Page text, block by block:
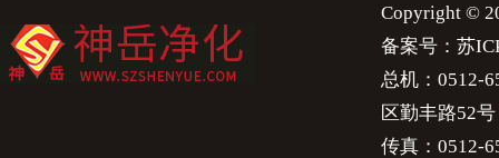
Copyright ©
备案号： 苏
总机：0512-
区勤丰路52号
传真：0512-